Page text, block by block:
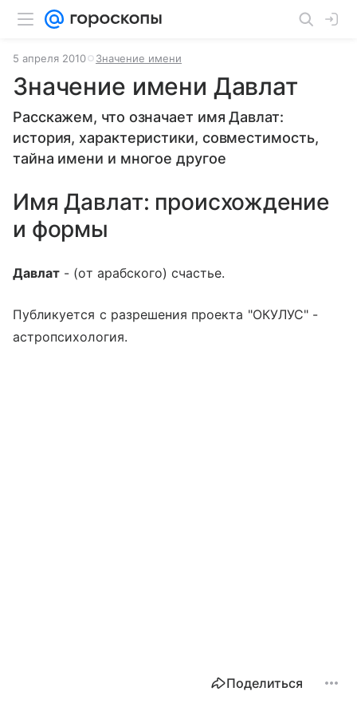
5 апреля 2010 Значение имени
Значение имени Давлат
Расскажем, что означает имя Давлат:
история, характеристики, совместимость,
тайна имени и многое другое
Имя Давлат: происхождение
и формы
Давлат - (от арабского) счастье.
Публикуется с разрешения проекта "ОКУЛУС" -
астропсихология.
Поделиться